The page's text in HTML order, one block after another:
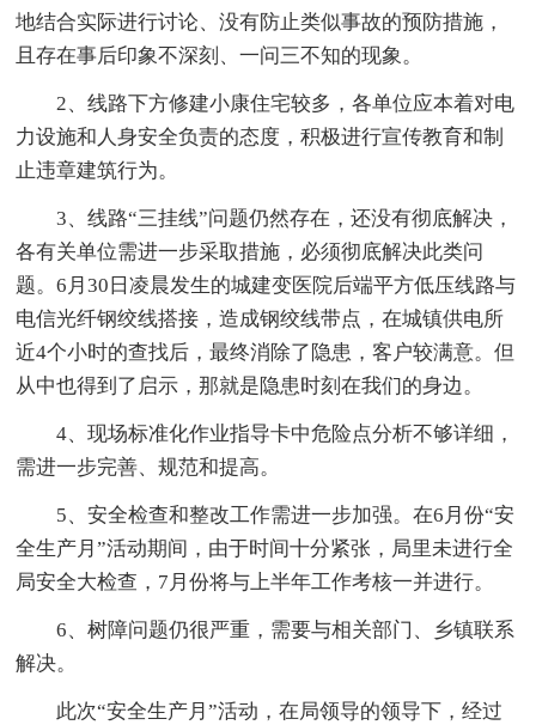
地结合实际进行讨论、没有防止类似事故的预防措施，
且存在事后印象不深刻、一问三不知的现象。
2、线路下方修建小康住宅较多，各单位应本着对电
力设施和人身安全负责的态度，积极进行宣传教育和制
止违章建筑行为。
3、线路“三挂线”问题仍然存在，还没有彻底解决，
各有关单位需进一步采取措施，必须彻底解决此类问
题。6月30日凌晨发生的城建变医院后端平方低压线路与
电信光纤钢绞线搭接，造成钢绞线带点，在城镇供电所
近4个小时的查找后，最终消除了隐患，客户较满意。但
从中也得到了启示，那就是隐患时刻在我们的身边。
4、现场标准化作业指导卡中危险点分析不够详细，
需进一步完善、规范和提高。
5、安全检查和整改工作需进一步加强。在6月份“安
全生产月”活动期间，由于时间十分紧张，局里未进行全
局安全大检查，7月份将与上半年工作考核一并进行。
6、树障问题仍很严重，需要与相关部门、乡镇联系
解决。
此次“安全生产月”活动，在局领导的领导下，经过